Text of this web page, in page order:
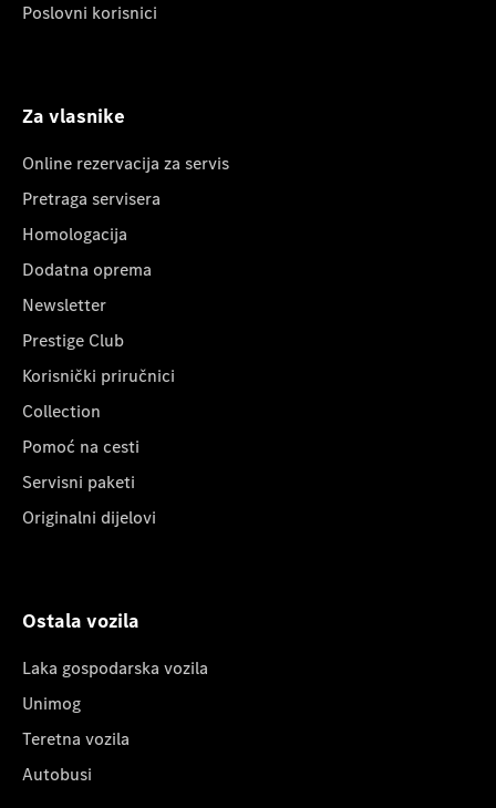
Poslovni korisnici
Za vlasnike
Online rezervacija za servis
Pretraga servisera
Homologacija
Dodatna oprema
Newsletter
Prestige Club
Korisnički priručnici
Collection
Pomoć na cesti
Servisni paketi
Originalni dijelovi
Ostala vozila
Laka gospodarska vozila
Unimog
Teretna vozila
Autobusi